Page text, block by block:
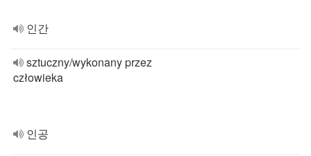
인간
sztuczny/wykonany przez
człowieka
인공